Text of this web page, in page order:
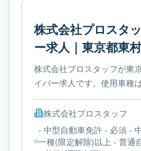
株式会社プロスタ
ー求人｜東京都東
株式会社プロスタッフが東
イバー求人です。使用車種
形労働時間制です。必要免
株式会社プロスタッフ
- 中型自動車免許 - 必須 -
一種(限定解除)以上 - 普通